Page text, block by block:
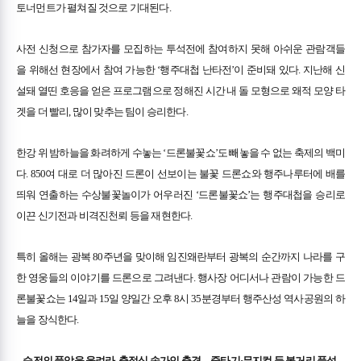
토너먼트가 펼쳐질 것으로 기대된다.
사전 신청으로 참가자를 모집하는 투석전에 참여하지 못해 아쉬운 관람객들
을 위해선 현장에서 참여 가능한 ‘행주대첩 난타전’이 준비돼 있다. 지난해 신
설돼 열띤 호응을 얻은 프로그램으로 정해진 시간 내 돌 모형으로 왜적 모양 타
겟을 더 빨리, 많이 맞추는 팀이 승리한다.
한강 위 밤하늘을 화려하게 수놓는 ‘드론불꽃쇼’도 빼놓을 수 없는 축제의 백미
다. 850여 대로 더 많아진 드론이 선보이는 불꽃 드론쇼와 행주나루터에 배를
띄워 연출하는 수상불꽃놀이가 어우러진 ‘드론불꽃쇼’는 행주대첩을 승리로
이끈 신기전과 비격진천뢰 등을 재현한다.
특히 올해는 광복 80주년을 맞이해 임진왜란부터 광복의 순간까지 나라를 구
한 영웅들의 이야기를 드론으로 그려낸다. 행사장 어디서나 관람이 가능한 드
론불꽃쇼는 14일과 15일 양일간 오후 8시 35분경부터 행주산성 역사공원의 하
늘을 장식한다.